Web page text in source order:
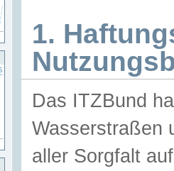
1.
Das ITZBund
Wasserstraßen
aller Sorgfalt